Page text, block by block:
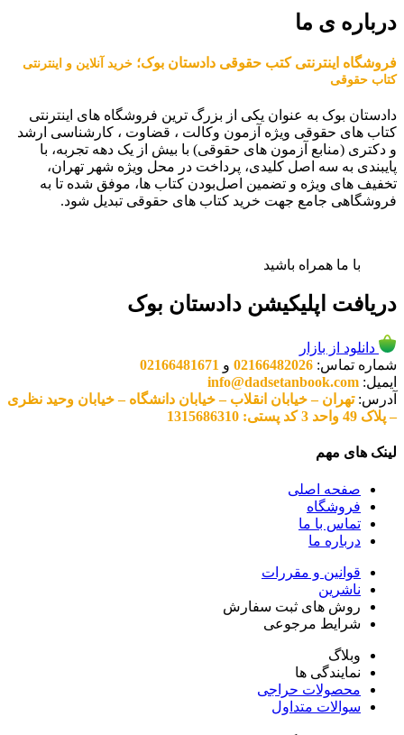
درباره ی ما
فروشگاه اینترنتی کتب حقوقی دادستان بوک؛ خرید آنلاین و اینترنتی
کتاب حقوقی
دادستان بوک به عنوان یکی از بزرگ ترین فروشگاه های اینترنتی
کتاب های حقوقی ویژه آزمون وکالت ، قضاوت ، کارشناسی ارشد
و دکتری (منابع آزمون های حقوقی) با بیش از یک دهه تجربه، با
پایبندی به سه اصل کلیدی، پرداخت در محل ویژه شهر تهران،
تخفیف های ویژه و تضمین اصل‌بودن کتاب ها، موفق شده تا به
فروشگاهی جامع جهت خرید کتاب های حقوقی تبدیل شود.
با ما همراه باشید
دریافت اپلیکیشن دادستان بوک
دانلود از بازار
شماره تماس: 02166482026 و 02166481671
ایمیل: info@dadsetanbook.com
آدرس:تهران – خیابان انقلاب – خیابان دانشگاه – خیابان وحید نظری
– پلاک 49 واحد 3 کد پستی: 1315686310
لینک های مهم
صفحه اصلی
فروشگاه
تماس با ما
درباره ما
قوانین و مقررات
ناشرین
روش های ثبت سفارش
شرایط مرجوعی
وبلاگ
نمایندگی ها
محصولات حراجی
سوالات متداول